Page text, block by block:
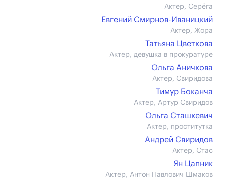
Актер, Серёга
Евгений Смирнов-Иваницкий
Актер, Жора
Татьяна Цветкова
Актер, девушка в прокуратуре
Ольга Аничкова
Актер, Свиридова
Тимур Боканча
Актер, Артур Свиридов
Ольга Сташкевич
Актер, проститутка
Андрей Свиридов
Актер, Стас
Ян Цапник
Актер, Антон Павлович Шмаков